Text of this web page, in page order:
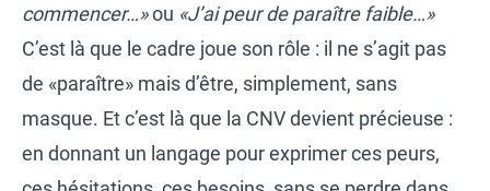
commencer…»ou «J’ai peur de paraître faible…»
C’est là que le cadre joue son rôle : il ne s’agit pas
de «paraître» mais d’être, simplement, sans
masque. Et c’est là que la CNV devient précieuse :
en donnant un langage pour exprimer ces peurs,